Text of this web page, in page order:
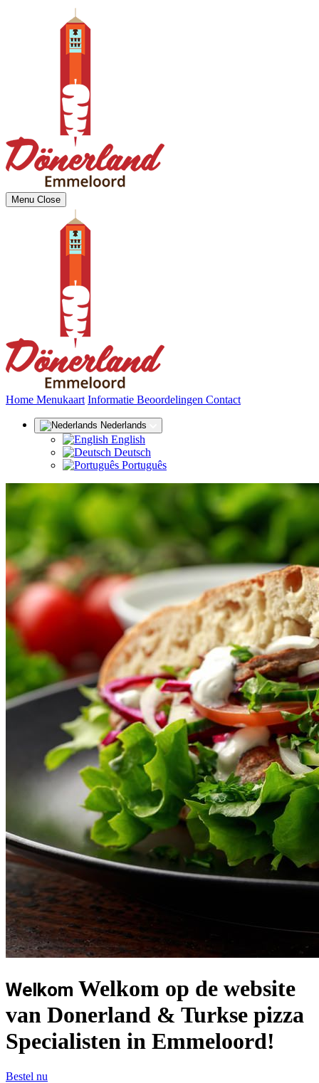
Menu Close
Home (huidige)
Menukaart Informatie Beoordelingen Contact
Nederlands
English
Deutsch
Português
Welkom Welkom op de website
van Donerland & Turkse pizza
Specialisten in Emmeloord!
Bestel nu